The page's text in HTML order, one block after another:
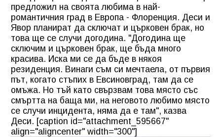
предложил на своята любима в най-
романтичния град в Европа - Флоренция. Деси и
Явор планират да сключат и църковен брак, но
това ще се случи догодина. "Догодина ще
сключим и църковен брак, ще бъда много
красива. Иска ми се да бъде в някоя
резиденция. Винаги съм си мечтаела, от първия
път, когато стъпих в Евсиновград, там да се
омъжа. Но тъй като свързвам това място със
смъртта на баща ми, на неговото любимо място
се случи инцидента, няма да е там", казва
Деси. [caption id="attachment_595667"
align="aligncenter" width="300"]